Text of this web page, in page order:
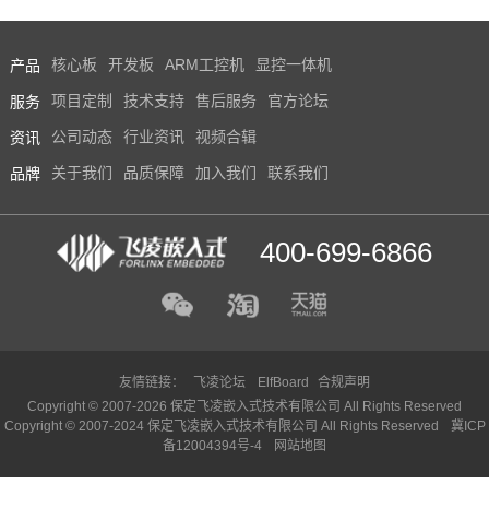
产品 核心板 开发板 ARM工控机 显控一体机
服务 项目定制 技术支持 售后服务 官方论坛
资讯 公司动态 行业资讯 视频合辑
品牌 关于我们 品质保障 加入我们 联系我们
400-699-6866
友情链接： 飞凌论坛 ElfBoard
合规声明
Copyright © 2007-2026 保定飞凌嵌入式技术有限公司 All Rights Reserved
Copyright © 2007-2024 保定飞凌嵌入式技术有限公司 All Rights Reserved
冀ICP
备12004394号-4
网站地图